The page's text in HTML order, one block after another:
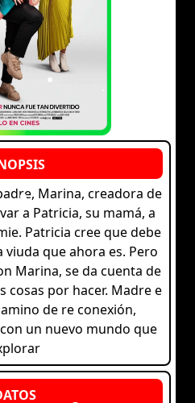
Marina, creadora de
a Patricia, su mamá, a
Patricia cree que debe
que ahora es. Pero
Marina, se da cuenta de
cosas por hacer. Madre e
de re conexión,
un nuevo mundo que